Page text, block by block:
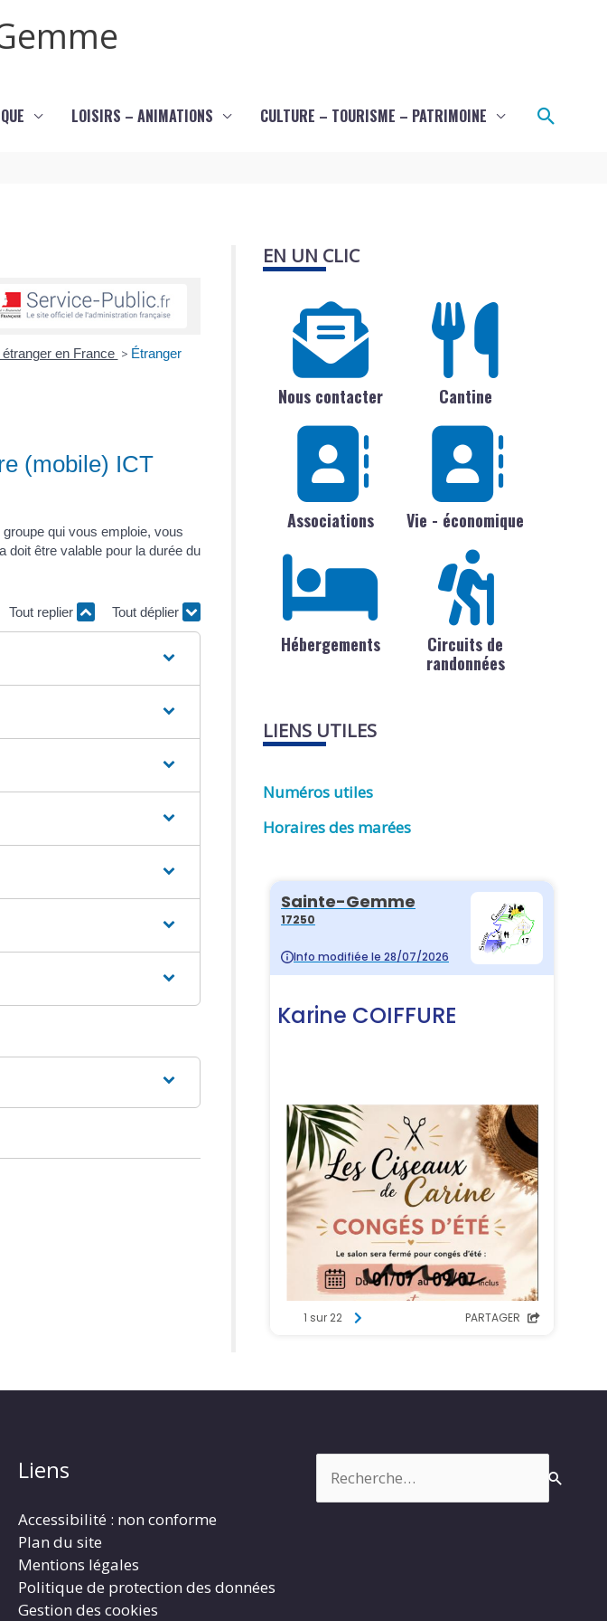
LOISIRS – ANIMATIONS CULTURE – TOURISME – PATRIMOINE
en France > Étranger
(mobile) ICT
qui vous emploie, vous
doit être valable pour la durée du
Tout replier Tout déplier
EN UN CLIC
Nous contacter Cantine
Associations Vie - économique
Hébergements
Circuits de
randonnées
LIENS UTILES
Numéros utiles
Horaires des marées
Liens
Accessibilité : non conforme
Plan du site
Mentions légales
Politique de protection des données
Gestion des cookies